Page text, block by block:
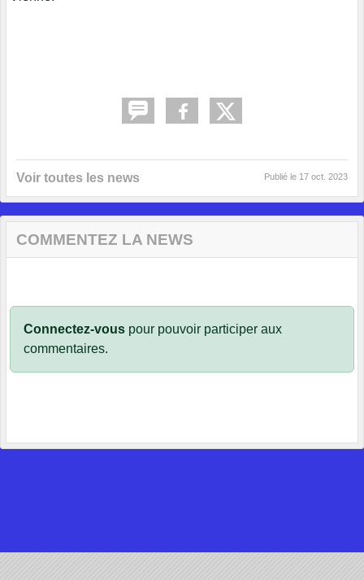
Voir toutes les news Publié le 17 oct. 2023
COMMENTEZ LA NEWS
Connectez-vous pour pouvoir participer aux
commentaires.